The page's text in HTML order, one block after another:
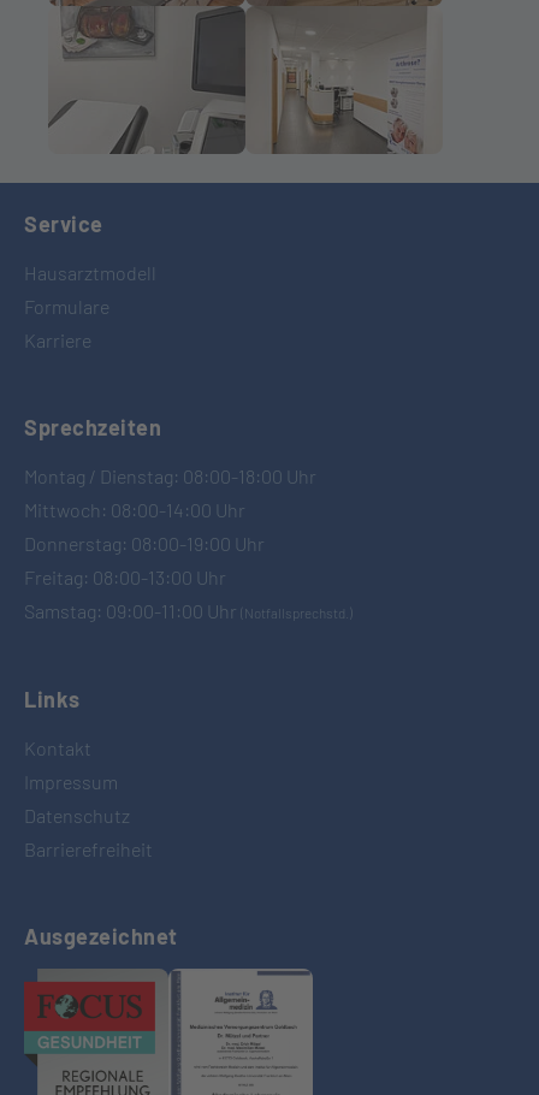
Service
Hausarztmodell
Formulare
Karriere
Sprechzeiten
Montag / Dienstag: 08:00-18:00 Uhr
Mittwoch: 08:00-14:00 Uhr
Donnerstag: 08:00-19:00 Uhr
Freitag: 08:00-13:00 Uhr
Samstag: 09:00-11:00 Uhr (Notfallsprechstd.)
Links
Kontakt
Impressum
Datenschutz
Barrierefreiheit
Ausgezeichnet